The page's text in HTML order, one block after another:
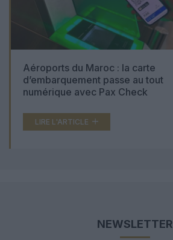
Aéroports du Maroc : la carte
d’embarquement passe au tout
numérique avec Pax Check
LIRE L'ARTICLE
NEWSLETTER